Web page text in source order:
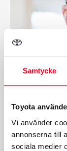
Samtycke
Toyota
Vi använder
annonserna till
sociala medier
Hans
VD